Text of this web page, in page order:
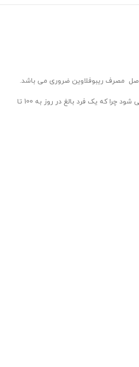
از طرفی در تقویت سیستم ایمنی بدن برای حفاظت در برابر بیماری ها مصرف ویتامین ب 2 ضروری می باشد. به دلیل عدم جذب این ویتامین مصرف آن به صورت روزانه توصیه می شود چرا که یک فرد بالغ در روز به 100 تا